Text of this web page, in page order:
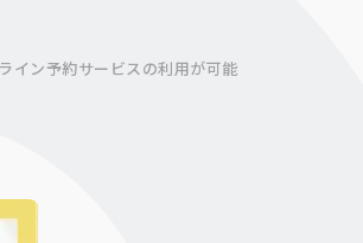
イン予約サービスの利用が可能